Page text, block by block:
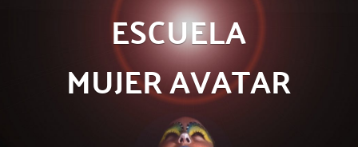
ESCUELA
MUJER AVATAR